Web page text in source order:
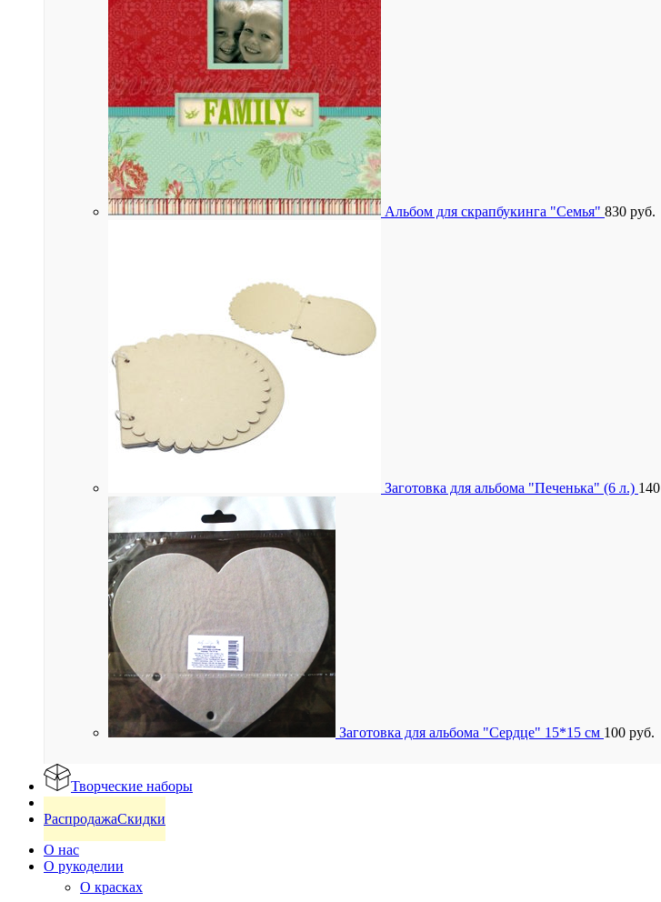
Альбом для скрапбукинга "Семья" 830 руб.
Заготовка для альбома "Печенька" (6 л.) 140
Заготовка для альбома "Сердце" 15*15 см 100 руб.
Творческие наборы
РаспродажаСкидки
О нас
О рукоделии
О красках